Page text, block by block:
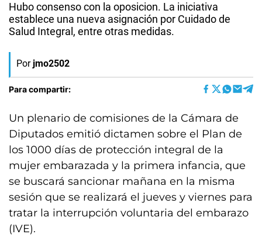
Hubo consenso con la oposicion. La iniciativa
establece una nueva asignación por Cuidado de
Salud Integral, entre otras medidas.
Por jmo2502
Para compartir:
Un plenario de comisiones de la Cámara de
Diputados emitió dictamen sobre el Plan de
los 1000 días de protección integral de la
mujer embarazada y la primera infancia, que
se buscará sancionar mañana en la misma
sesión que se realizará el jueves y viernes para
tratar la interrupción voluntaria del embarazo
(IVE).